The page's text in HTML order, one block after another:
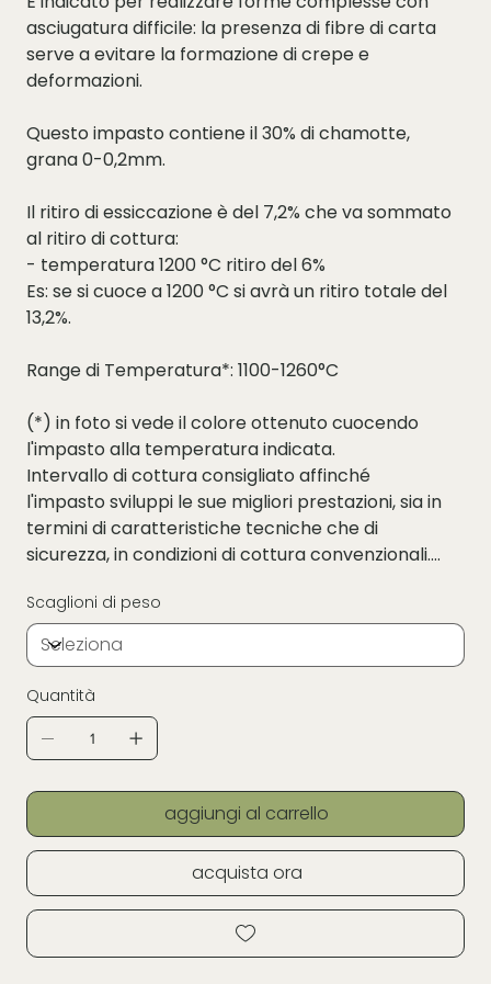
asciugatura difficile: la presenza di fibre di carta
serve a evitare la formazione di crepe e
deformazioni.
Questo impasto contiene il 30% di chamotte,
grana 0-0,2mm.
Il ritiro di essiccazione è del 7,2% che va sommato
al ritiro di cottura:
- temperatura 1200 °C ritiro del 6%
Es: se si cuoce a 1200 °C si avrà un ritiro totale del
13,2%.
Range di Temperatura*: 1100-1260°C
(*) in foto si vede il colore ottenuto cuocendo
l'impasto alla temperatura indicata.
Intervallo di cottura consigliato affinché
l'impasto sviluppi le sue migliori prestazioni, sia in
termini di caratteristiche tecniche che di
sicurezza, in condizioni di cottura convenzionali.
temperature al di fuori dell'intervallo consigliato
per fornire una visione più ampia, ma si tratta di
pezzi cotti in condizioni controllate e velocità di
riscaldamento di 60 °C/h, negli ultimi 100 gradi
della curva di cottura.
Scaglioni di peso
Quantità
aggiungi al carrello
acquista ora